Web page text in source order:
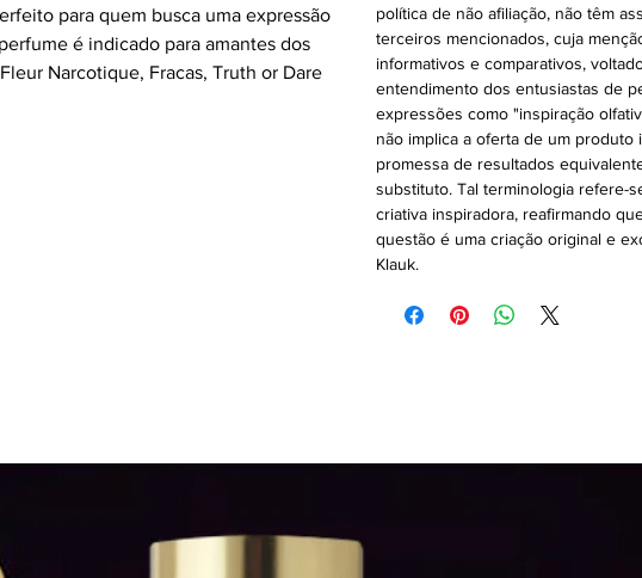
para quem busca uma expressão
é indicado para amantes dos
Narcotique, Fracas, Truth or Dare
política de não afiliação, não têm
terceiros mencionados, cuja
informativos e comparativos,
entendimento dos entusiastas de
expressões como "inspiração
não implica a oferta de um produto
promessa de resultados
substituto. Tal terminologia refere-
criativa inspiradora, reafirmando
questão é uma criação original e
Klauk.